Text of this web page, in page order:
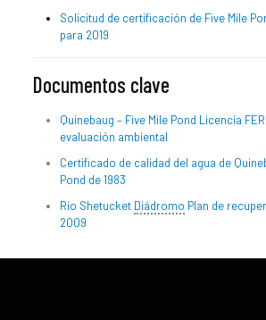
Solicitud de certificación de Five Mile
para 2019
Documentos clave
Quinebaug – Five Mile Pond Licencia
evaluación ambiental
Certificado de calidad del agua de
Pond de 1983
Río Shetucket Diádromo Plan de
2009